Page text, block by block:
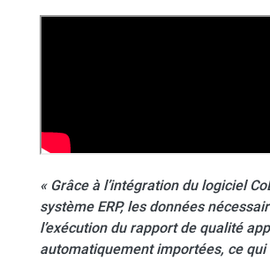
« Grâce à l’intégration du logiciel
système ERP, les données
l’exécution du rapport de qualité
automatiquement importées, ce